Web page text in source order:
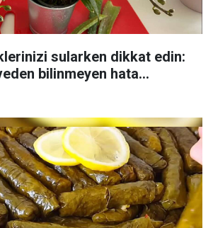
sularken dikkat edin:
bilinmeyen hata...